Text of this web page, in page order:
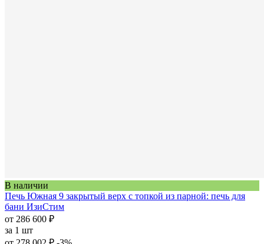
В наличии
Печь Южная 9 закрытый верх с топкой из парной: печь для
бани ИзиСтим
от 286 600 ₽
за 1 шт